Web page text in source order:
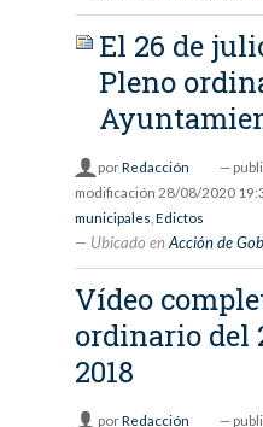
El 26 de
Pleno
porRedacción —
modificación 28/08/2020
municipales Edictos
Ubicado en Acción de
Vídeo
ordinario del
2018
porRedacción —